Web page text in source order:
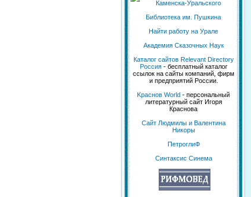
Библиотека им. Пушкина
Найти работу на Урале
Академия Сказочных Наук
Каталог сайтов Relevant Directory
Россия- бесплатный каталог
ссылок на сайты компаний, фирм
и предприятий России.
Kраснов World - персональный
литературный сайт Игоря
Краснова
Сайт Людмилы и Валентина
Никоры
ПетроглиФ
Синтаксис Синема